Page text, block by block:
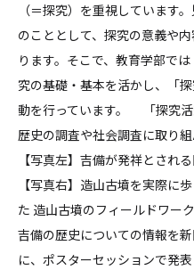
（＝探究）を重視しています
のこととして、探究の意義や
ります。そこで、教育学部で
究の基礎・基本を活かし、「
動を行っています。 「探究
歴史の調査や社会調査に取り組
【写真左】吉備が発祥とされ
【写真右】造山古墳を実際に
た 造山古墳のフィールドワー
吉備の歴史についての情報を
に、ポスターセッションで発表